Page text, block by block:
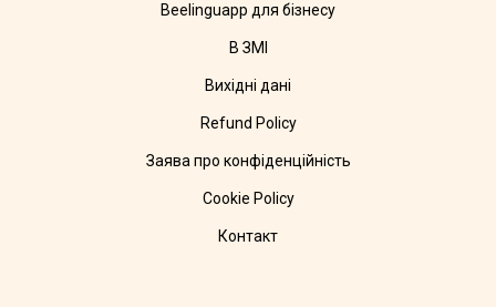
Beelinguapp для бізнесу
В ЗМІ
Вихідні дані
Refund Policy
Заява про конфіденційність
Cookie Policy
Контакт